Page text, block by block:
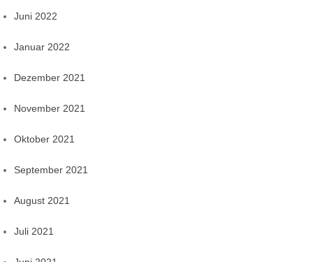
Juni 2022
Januar 2022
Dezember 2021
November 2021
Oktober 2021
September 2021
August 2021
Juli 2021